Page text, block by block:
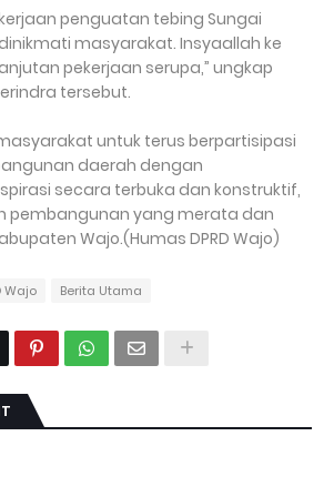
penguatan tebing Sungai
masyarakat. Insyaallah ke
pekerjaan serupa,” ungkap
tersebut.
untuk terus berpartisipasi
daerah dengan
secara terbuka dan konstruktif,
pembangunan yang merata dan
Wajo.(Humas DPRD Wajo)
Wajo Berita Utama